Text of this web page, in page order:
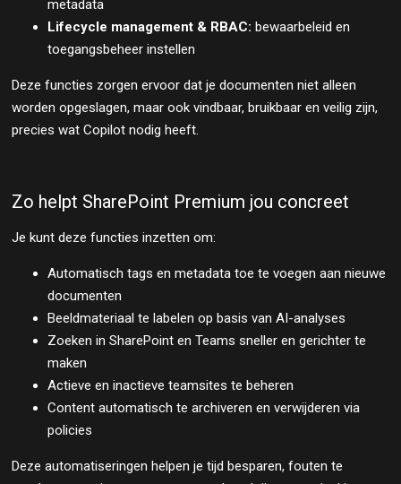
metadata
Lifecycle management & RBAC: bewaarbeleid en
toegangsbeheer instellen
Deze functies zorgen ervoor dat je documenten niet alleen
worden opgeslagen, maar ook vindbaar, bruikbaar en veilig zijn,
precies wat Copilot nodig heeft.
Zo helpt SharePoint Premium jou concreet
Je kunt deze functies inzetten om:
Automatisch tags en metadata toe te voegen aan nieuwe
documenten
Beeldmateriaal te labelen op basis van AI-analyses
Zoeken in SharePoint en Teams sneller en gerichter te
maken
Actieve en inactieve teamsites te beheren
Content automatisch te archiveren en verwijderen via
policies
Deze automatiseringen helpen je tijd besparen, fouten te